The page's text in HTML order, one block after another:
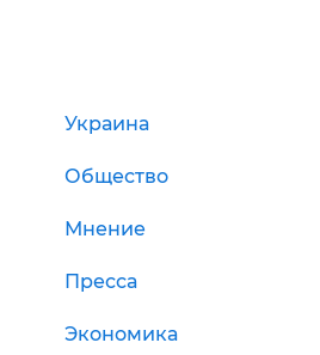
Украина
Общество
Мнение
Пресса
Экономика